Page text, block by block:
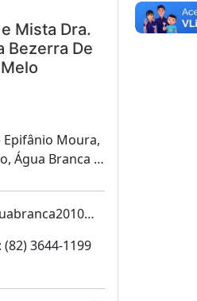
Mista Dra.
Bezerra De
Melo
Epifânio Moura,
Água Branca -
3644-1199